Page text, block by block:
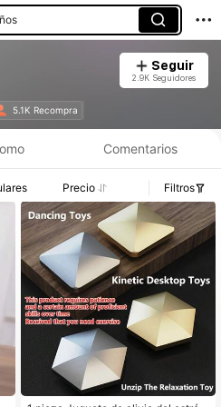
Seguir
2.9K Seguidores
5.1K Recompra
Comentarios
Precio Filtros